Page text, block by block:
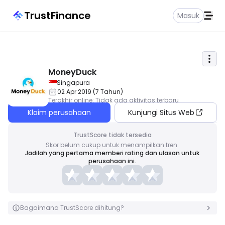
TrustFinance Masuk
MoneyDuck
Singapura
02 Apr 2019 (7 Tahun)
Terakhir online: Tidak ada aktivitas terbaru
Klaim perusahaan Kunjungi Situs Web
TrustScore tidak tersedia
Skor belum cukup untuk menampilkan tren.
Jadilah yang pertama memberi rating dan ulasan untuk
perusahaan ini.
Bagaimana TrustScore dihitung?